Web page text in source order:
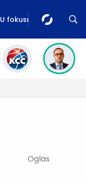
U fokusu